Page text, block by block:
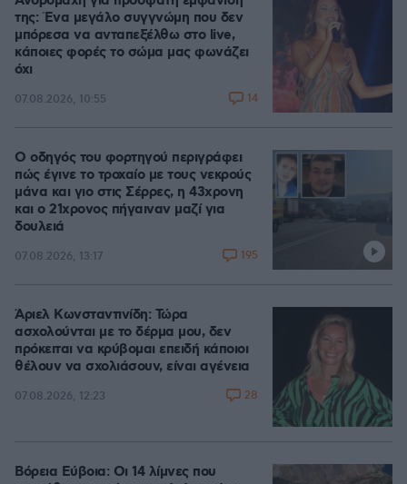
της: Ένα μεγάλο συγγνώμη που δεν
μπόρεσα να ανταπεξέλθω στο live,
κάποιες φορές το σώμα μας φωνάζει
όχι
07.08.2026, 10:55 14
Ο οδηγός του φορτηγού περιγράφει
πώς έγινε το τροχαίο με τους νεκρούς
μάνα και γιο στις Σέρρες, η 43χρονη
και ο 21χρονος πήγαιναν μαζί για
δουλειά
07.08.2026, 13:17 195
Άριελ Κωνσταντινίδη: Τώρα
ασχολούνται με το δέρμα μου, δεν
πρόκειται να κρύβομαι επειδή κάποιοι
θέλουν να σχολιάσουν, είναι αγένεια
07.08.2026, 12:23 28
Βόρεια Εύβοια: Οι 14 λίμνες που